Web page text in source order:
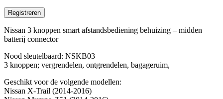
Registreren
Nissan 3 knoppen smart afstandsbediening behuizing – midden
batterij connector
Nood sleutelbaard: NSKB03
3 knoppen; vergrendelen, ontgrendelen, bagageruim,
Geschikt voor de volgende modellen:
Nissan X-Trail (2014-2016)